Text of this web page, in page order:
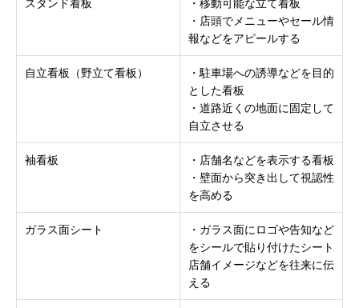
スタンド看板
・移動可能な立て看板
・店頭でメニューやセール情
報などをアピールする
自立看板（野立て看板）
・駐車場への誘導などを目的
とした看板
・道路近くの地面に固定して
自立させる
袖看板
・店舗名などを表示する看板
・壁面から突き出して視認性
を高める
ガラス面シート
・ガラス面にロゴや告知など
をシールで貼り付けたシート
店舗イメージなどを往来に伝
える